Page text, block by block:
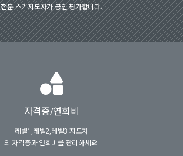
전문 스키지도자가 공인 평가합니다.
자격증/연회비
레벨1,레벨2,레벨3 지도자
의 자격증과 연회비를 관리하세요.